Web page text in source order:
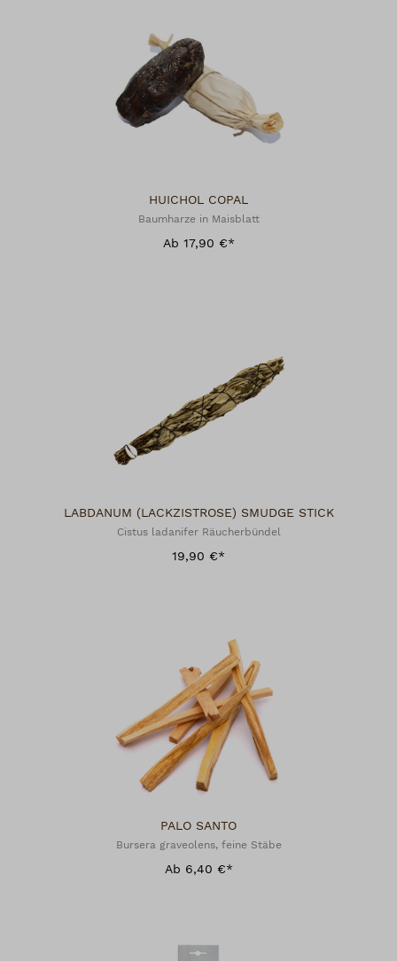
HUICHOL COPAL
Baumharze in Maisblatt
Ab 17,90 €*
LABDANUM (LACKZISTROSE) SMUDGE STICK
Cistus ladanifer Räucherbündel
19,90 €*
PALO SANTO
Bursera graveolens, feine Stäbe
Ab 6,40 €*